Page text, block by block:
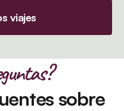
viajes
sobre